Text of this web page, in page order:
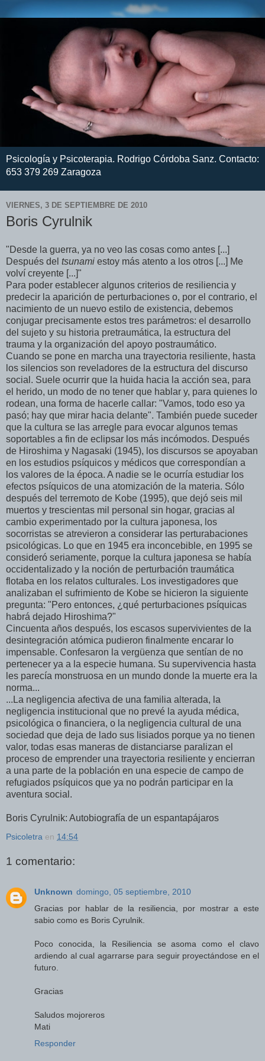
Psicología y Psicoterapia. Rodrigo Córdoba Sanz. Contacto:
653 379 269 Zaragoza
VIERNES, 3 DE SEPTIEMBRE DE 2010
Boris Cyrulnik
"Desde la guerra, ya no veo las cosas como antes [...]
Después del tsunami estoy más atento a los otros [...] Me
volví creyente [...]"
Para poder establecer algunos criterios de resiliencia y
predecir la aparición de perturbaciones o, por el contrario, el
nacimiento de un nuevo estilo de existencia, debemos
conjugar precisamente estos tres parámetros: el desarrollo
del sujeto y su historia pretraumática, la estructura del
trauma y la organización del apoyo postraumático.
Cuando se pone en marcha una trayectoria resiliente, hasta
los silencios son reveladores de la estructura del discurso
social. Suele ocurrir que la huida hacia la acción sea, para
el herido, un modo de no tener que hablar y, para quienes lo
rodean, una forma de hacerle callar: "Vamos, todo eso ya
pasó; hay que mirar hacia delante". También puede suceder
que la cultura se las arregle para evocar algunos temas
soportables a fin de eclipsar los más incómodos. Después
de Hiroshima y Nagasaki (1945), los discursos se apoyaban
en los estudios psíquicos y médicos que correspondían a
los valores de la época. A nadie se le ocurría estudiar los
efectos psíquicos de una atomización de la materia. Sólo
después del terremoto de Kobe (1995), que dejó seis mil
muertos y trescientas mil personal sin hogar, gracias al
cambio experimentado por la cultura japonesa, los
socorristas se atrevieron a considerar las perturabaciones
psicológicas. Lo que en 1945 era inconcebible, en 1995 se
consideró seriamente, porque la cultura japonesa se había
occidentalizado y la noción de perturbación traumática
flotaba en los relatos culturales. Los investigadores que
analizaban el sufrimiento de Kobe se hicieron la siguiente
pregunta: "Pero entonces, ¿qué perturbaciones psíquicas
habrá dejado Hiroshima?"
Cincuenta años después, los escasos supervivientes de la
desintegración atómica pudieron finalmente encarar lo
impensable. Confesaron la vergüenza que sentían de no
pertenecer ya a la especie humana. Su supervivencia hasta
les parecía monstruosa en un mundo donde la muerte era la
norma...
...La negligencia afectiva de una familia alterada, la
negligencia institucional que no prevé la ayuda médica,
psicológica o financiera, o la negligencia cultural de una
sociedad que deja de lado sus lisiados porque ya no tienen
valor, todas esas maneras de distanciarse paralizan el
proceso de emprender una trayectoria resiliente y encierran
a una parte de la población en una especie de campo de
refugiados psíquicos que ya no podrán participar en la
aventura social.
Boris Cyrulnik: Autobiografía de un espantapájaros
Psicoletra en 14:54
1 comentario:
Unknown domingo, 05 septiembre, 2010
Gracias por hablar de la resiliencia, por mostrar a este
sabio como es Boris Cyrulnik.
Poco conocida, la Resiliencia se asoma como el clavo
ardiendo al cual agarrarse para seguir proyectándose en el
futuro.
Gracias
Saludos mojoreros
Mati
Responder